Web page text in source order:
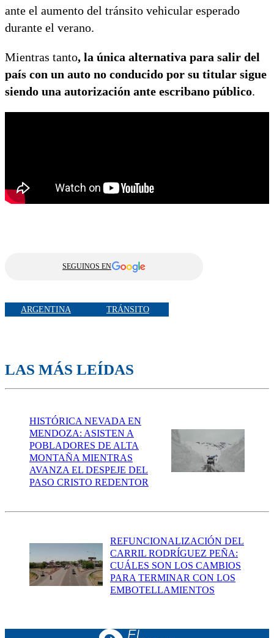
ante el aumento del tránsito vehicular esperado
durante el verano.
Mientras tanto, la única alternativa para salir del
país con un auto no conducido por su titular sigue
siendo una autorización ante escribano público.
SEGUINOS EN
ARGENTINA TRÁNSITO
LAS MÁS LEÍDAS
HISTÓRICA NEVADA EN
MENDOZA: ASISTEN A
POBLADORES DE ALTA
MONTAÑA MIENTRAS
AVANZA EL DESPEJE DEL
PASO CRISTO REDENTOR
REFUNCIONALIZACIÓN DEL
CARRIL RODRÍGUEZ PEÑA:
CUÁLES SON LOS CAMBIOS
PARA TERMINAR CON LOS
EMBOTELLAMIENTOS